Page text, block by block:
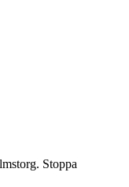
Stoppa